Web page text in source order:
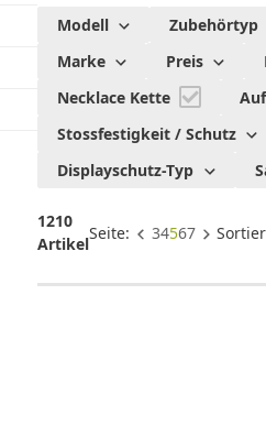
Halterungen
für Dein
Smartphone
& Tablet
Modell
Zubehörtyp
Marke
Preis
Necklace Kette
Stossfestigkeit / Schutz
Displayschutz-Typ
1210
Artikel
Seite: 34567